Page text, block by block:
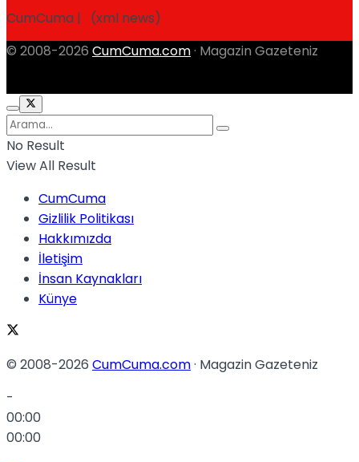
CumCuma | (xml news)
© 2008-2026 CumCuma.com · Magazin Gazeteniz
No Result
View All Result
CumCuma
Gizlilik Politikası
Hakkımızda
İletişim
İnsan Kaynakları
Künye
© 2008-2026 CumCuma.com· Magazin Gazeteniz
-
00:00
00:00